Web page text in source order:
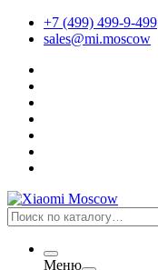
+7 (499) 499-9-499
sales@mi.moscow
Меню